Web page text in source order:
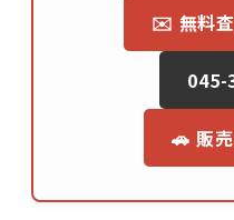
✉️ 無料
045-
🚗 販